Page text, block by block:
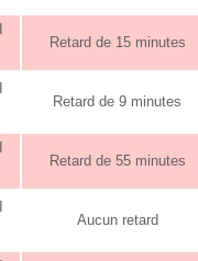
Retard de 15 minutes
Retard de 9 minutes
Retard de 55 minutes
Aucun retard